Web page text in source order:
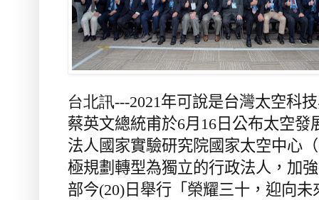
台北訊---2021年可說是台灣太空科
蔡英文總統甫於6月 16 日公布太空發
法人國家實驗研究院國家太空中心
極規劃轉型為獨立的行政法人，加
部今(20) 日舉行「榮耀三十，迎向